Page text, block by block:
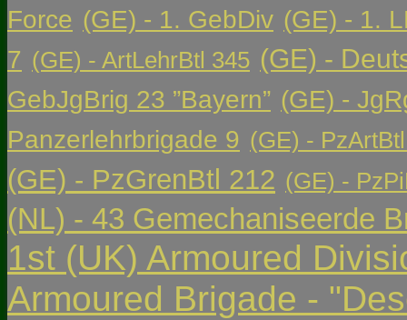
Force (GE) - 1. GebDiv (GE) - 1.
7 (GE) - ArtLehrBtl 345 (GE) -
GebJgBrig 23 ”Bayern” (GE) -
Panzerlehrbrigade 9 (GE) -
(GE) - PzGrenBtl 212 (GE) -
(NL) - 43 Gemechaniseerde
1st (UK) Armoured
Armoured Brigade -